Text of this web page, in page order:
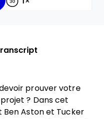
prouver votre
? Dans cet
Ben Aston et Tucker